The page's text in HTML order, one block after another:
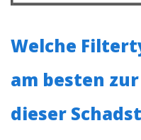
Welche
am besten
dieser